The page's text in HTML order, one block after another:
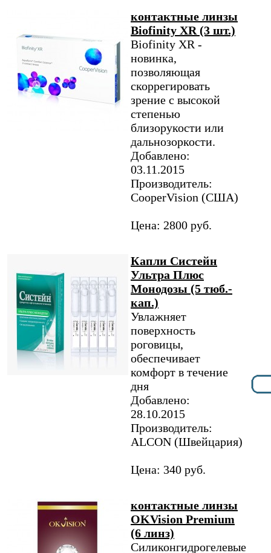
контактные линзы
Biofinity XR (3 шт.)
Biofinity XR -
новинка,
позволяющая
скоррегировать
зрение с высокой
степенью
близорукости или
дальнозоркости.
Добавлено:
03.11.2015
Производитель:
CooperVision (США)
Цена: 2800 руб.
Капли Систейн
Ультра Плюс
Монодозы (5 тюб.-
кап.)
Увлажняет
поверхность
роговицы,
обеспечивает
комфорт в течение
дня
Добавлено:
28.10.2015
Производитель:
ALCON (Швейцария)
Цена: 340 руб.
контактные линзы
OKVision Premium
(6 линз)
Силиконгидрогелевые